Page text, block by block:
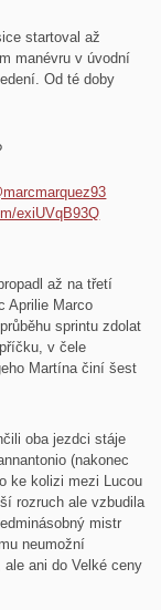
startoval až
manévru v úvodní
Od té doby
exiUVqB93Q
až na třetí
Aprilie Marco
sprintu zdolat
v čele
Martína činí šest
oba jezdci stáje
(nakonec
ke kolizi mezi Lucou
rozruch ale vzbudila
mistr
neumožní
ani do Velké ceny